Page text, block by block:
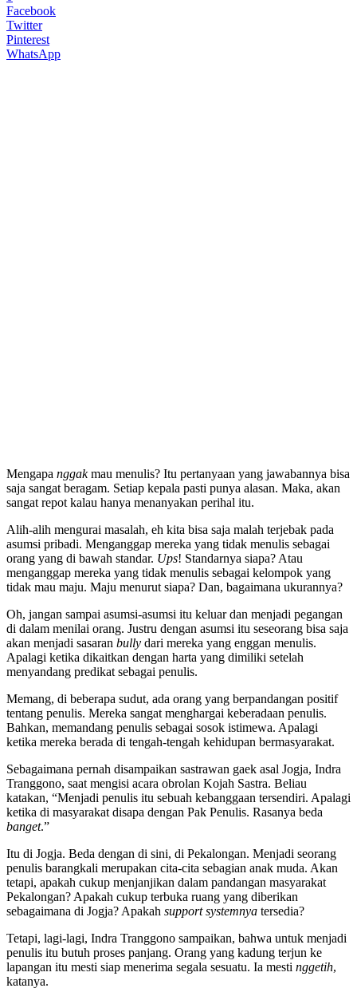
Facebook
Twitter
Pinterest
WhatsApp
Mengapa nggakmau menulis? Itu pertanyaan yang jawabannya bisa
saja sangat beragam. Setiap kepala pasti punya alasan. Maka, akan
sangat repot kalau hanya menanyakan perihal itu.
Alih-alih mengurai masalah, eh kita bisa saja malah terjebak pada
asumsi pribadi. Menganggap mereka yang tidak menulis sebagai
orang yang di bawah standar. Ups! Standarnya siapa? Atau
menganggap mereka yang tidak menulis sebagai kelompok yang
tidak mau maju. Maju menurut siapa? Dan, bagaimana ukurannya?
Oh, jangan sampai asumsi-asumsi itu keluar dan menjadi pegangan
di dalam menilai orang. Justru dengan asumsi itu seseorang bisa saja
akan menjadi sasaran bully dari mereka yang enggan menulis.
Apalagi ketika dikaitkan dengan harta yang dimiliki setelah
menyandang predikat sebagai penulis.
Memang, di beberapa sudut, ada orang yang berpandangan positif
tentang penulis. Mereka sangat menghargai keberadaan penulis.
Bahkan, memandang penulis sebagai sosok istimewa. Apalagi
ketika mereka berada di tengah-tengah kehidupan bermasyarakat.
Sebagaimana pernah disampaikan sastrawan gaek asal Jogja, Indra
Tranggono, saat mengisi acara obrolan Kojah Sastra. Beliau
katakan, “Menjadi penulis itu sebuah kebanggaan tersendiri. Apalagi
ketika di masyarakat disapa dengan Pak Penulis. Rasanya beda
banget.”
Itu di Jogja. Beda dengan di sini, di Pekalongan. Menjadi seorang
penulis barangkali merupakan cita-cita sebagian anak muda. Akan
tetapi, apakah cukup menjanjikan dalam pandangan masyarakat
Pekalongan? Apakah cukup terbuka ruang yang diberikan
sebagaimana di Jogja? Apakah support systemnya tersedia?
Tetapi, lagi-lagi, Indra Tranggono sampaikan, bahwa untuk menjadi
penulis itu butuh proses panjang. Orang yang kadung terjun ke
lapangan itu mesti siap menerima segala sesuatu. Ia mesti nggetih,
katanya.